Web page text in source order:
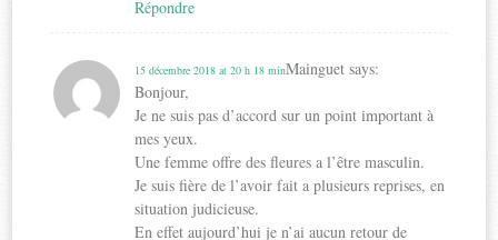
Répondre
Mainguet says:
15 décembre 2018 at 20 h 18 min
Bonjour,
Je ne suis pas d’accord sur un point important à
mes yeux.
Une femme offre des fleures a l’être masculin.
Je suis fière de l’avoir fait a plusieurs reprises, en
situation judicieuse.
En effet aujourd’hui je n’ai aucun retour de